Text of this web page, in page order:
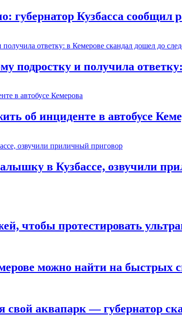
губернатор Кузбасса сообщил
подростку и получила
об инциденте в автобусе
в Кузбассе, озвучили
чтобы протестировать
можно найти на быстрых
свой аквапарк — губернатор